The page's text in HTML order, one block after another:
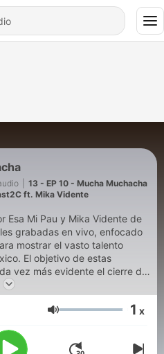
13 - EP 10 - Mucha Muchacha
ft. Mika Vidente
Esa Mi Pau y Mika Vidente de
grabadas en vivo, enfocado
mostrar el vasto talento
El objetivo de estas
vez más evidente el cierre de
a través de nuestras músicas.
de un bando musical o de
vislumbra igual.
Volum 1 x